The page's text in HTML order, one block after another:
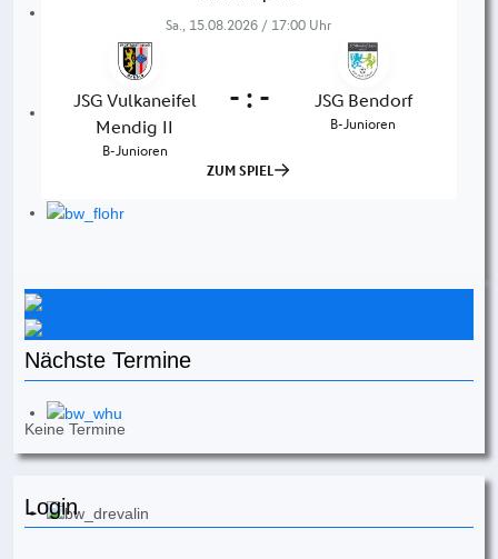
Nächste Termine
Keine Termine
Login